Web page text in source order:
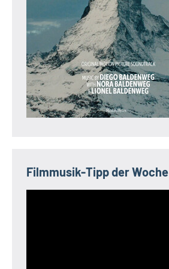
Filmmusik-Tipp der Woche